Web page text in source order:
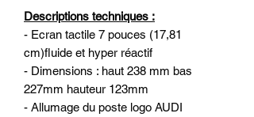
Descriptions techniques :
- Ecran tactile 7 pouces (17,81
cm)fluide et hyper réactif
- Dimensions : haut 238 mm bas
227mm hauteur 123mm
- Allumage du poste logo AUDI